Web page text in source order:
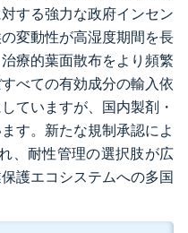
する強力な政府インセン
変動性が高湿度期間を長
療的葉面散布をより頻繁
べての有効成分の輸入依
ていますが、国内製剤・
す。新たな規制承認によ
、耐性管理の選択肢が広
護エコシステムへの多国